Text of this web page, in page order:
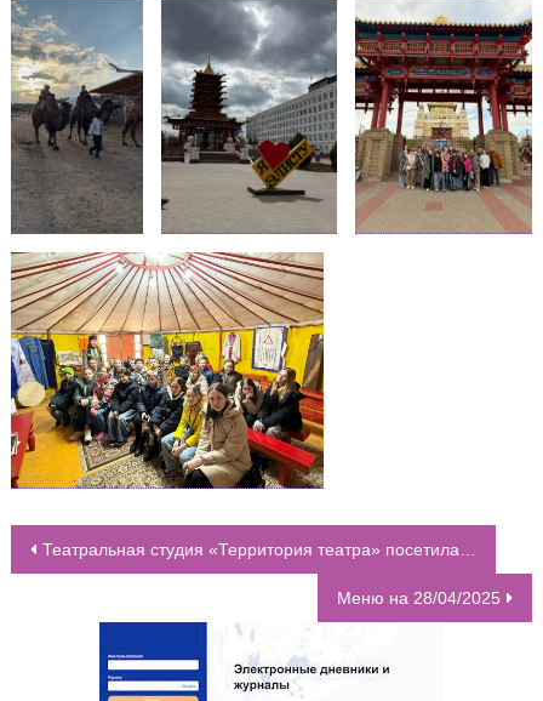
НАВИГАЦИЯ ПО ЗАПИСЯМ
Театральная студия «Территория театра» посетила пластический спектакль студии пластики «32» – «Песок моих желаний»
Меню на 28/04/2025